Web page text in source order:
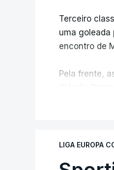
Terceiro
uma goleada
encontro de
Pela frente,
dos
Caso se
LIGA EUROPA